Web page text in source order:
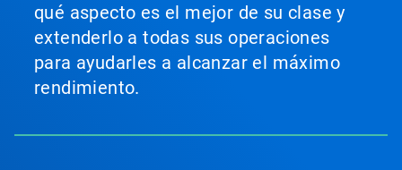
qué aspecto es el mejor de su clase y
extenderlo a todas sus operaciones
para ayudarles a alcanzar el máximo
rendimiento.